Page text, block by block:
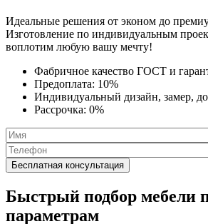
Идеальные решения от эконом до
Изготовление по индивидуальным
воплотим любую вашу мечту!
Фабричное качество ГОСТ и
Предоплата: 10%
Индивидуальный дизайн, замер,
Рассрочка: 0%
Быстрый подбор мебели
параметрам